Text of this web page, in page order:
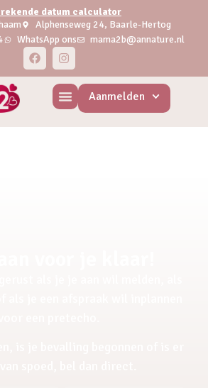
datum calculator
Alphenseweg 24, Baarle-Hertog
WhatsApp ons mama2b@annature.nl
Aanmelden